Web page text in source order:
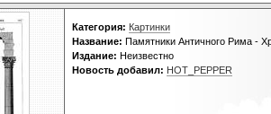
Категория: Картинки
Название: Памятники Античного Рима -
Издание: Неизвестно
Новость добавил: HOT_PEPPER